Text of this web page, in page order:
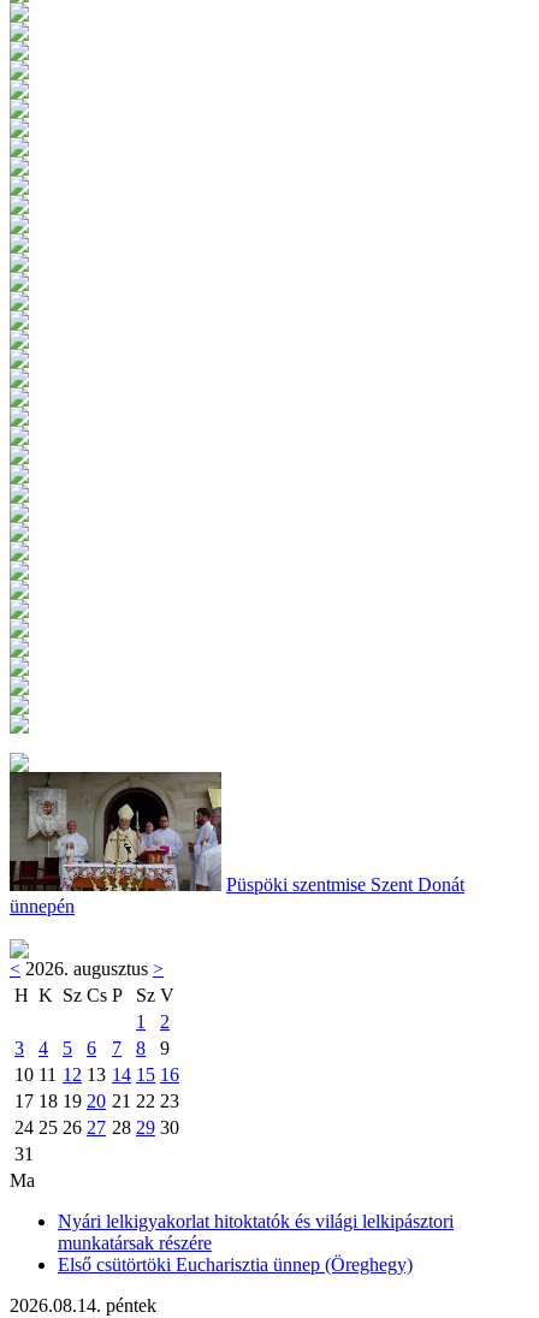
Püspöki szentmise Szent Donát
ünnepén
< 2026. augusztus >
H K Sz Cs P Sz V
1
2
3
4 5 6 7 8
9
10 11 12 13 14 15 16
17 18 19 20 21 22 23
24 25 26 27 28 29 30
31
Ma
Nyári lelkigyakorlat hitoktatók és világi lelkipásztori
munkatársak részére
Első csütörtöki Eucharisztia ünnep (Öreghegy)
2026.08.14. péntek